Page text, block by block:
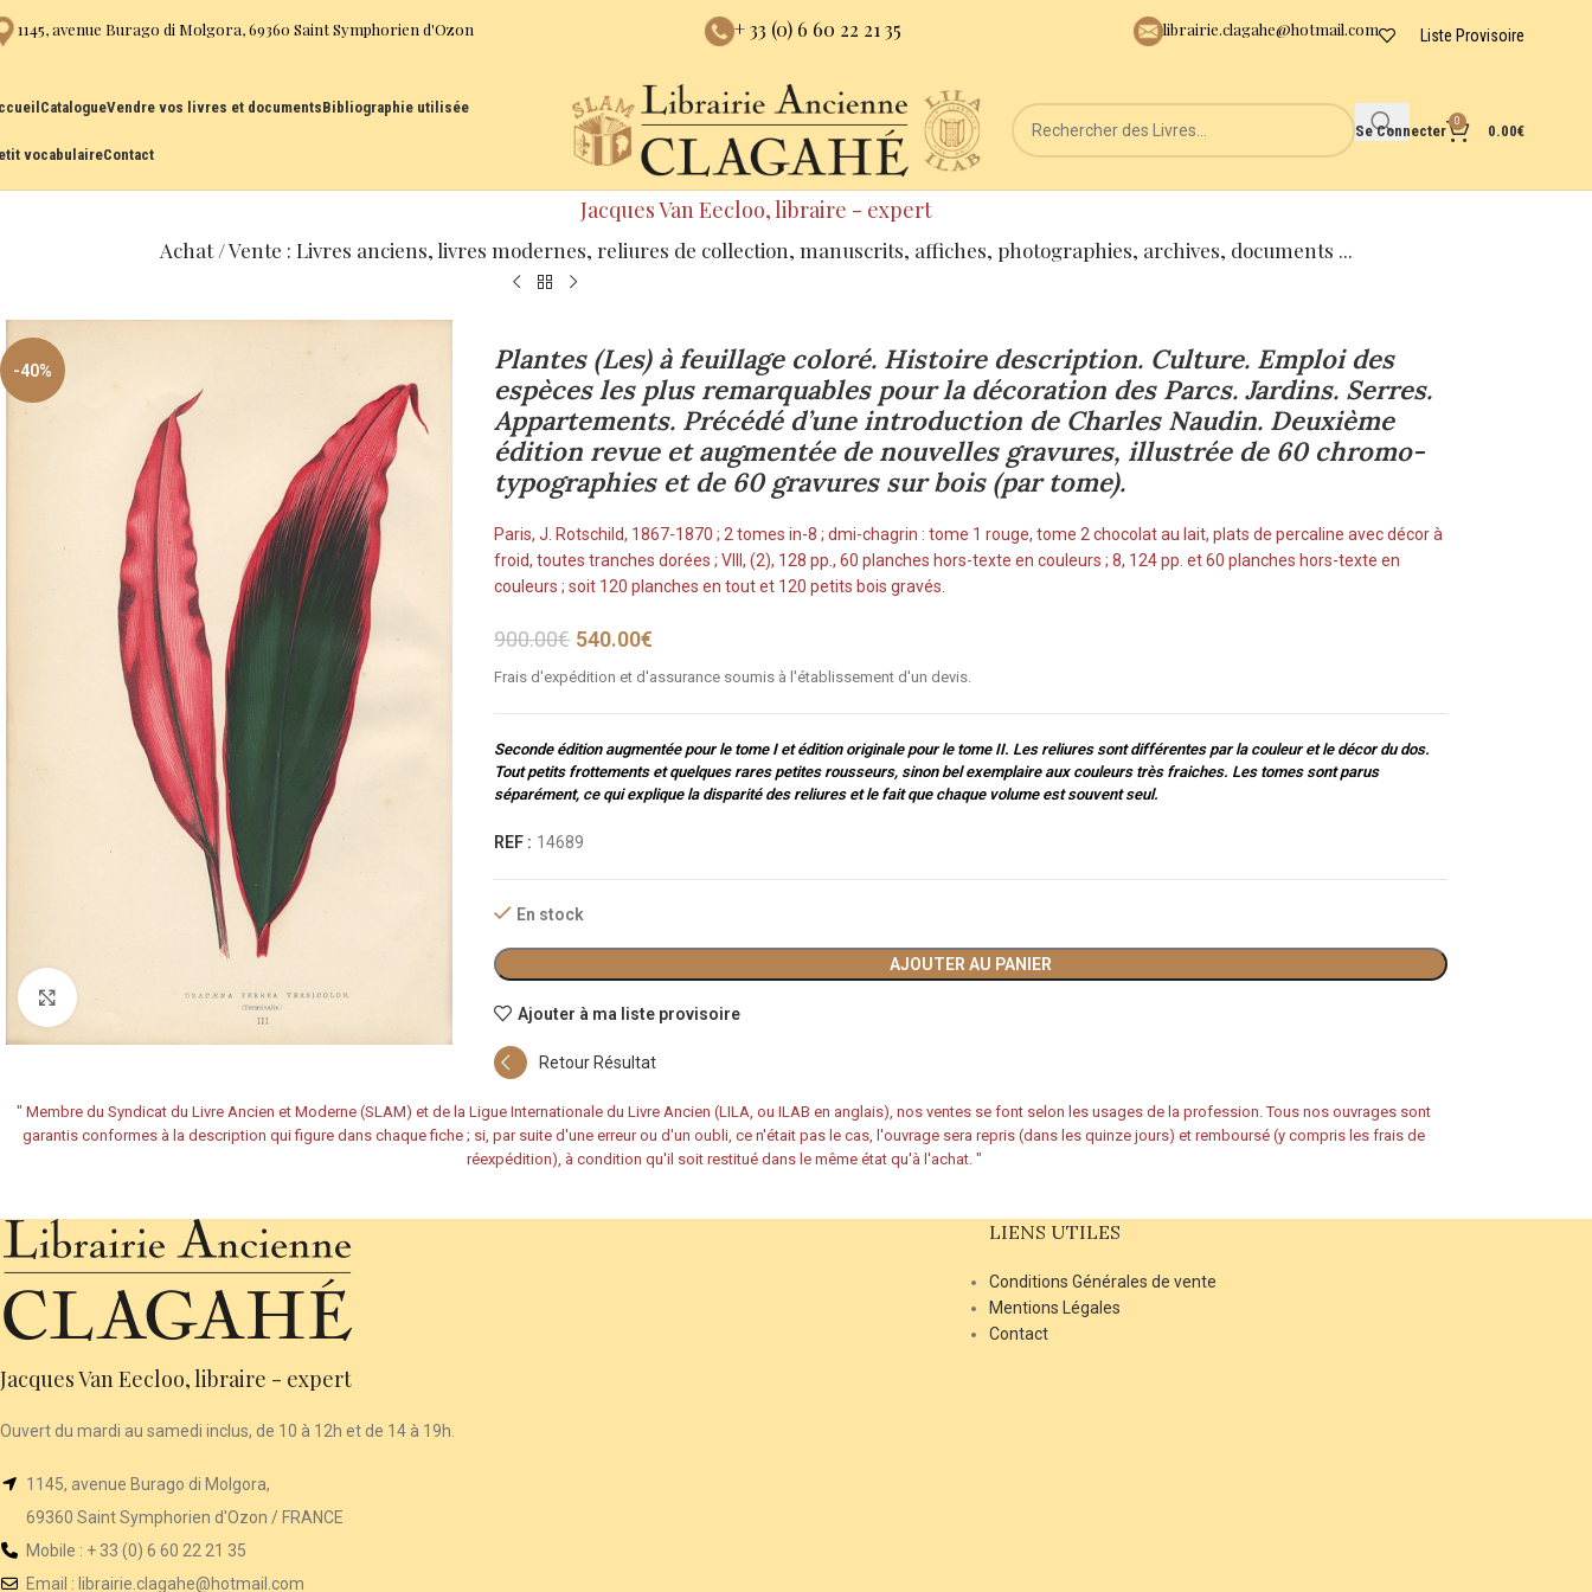
1145, avenue Burago di Molgora, 69360 Saint Symphorien d'Ozon + 33 (0) 6 60 22 21 35 librairie.clagahe@hotmail.com Liste Provisoire
CatalogueVendre vos livres et documentsBibliographie utilisée
vocabulaireContact
Se Connecter
0
0.00€
Jacques Van Eecloo, libraire - expert
Achat / Vente : Livres anciens, livres modernes, reliures de collection, manuscrits, affiches, photographies, archives, documents ...
-40%
Cliquez pour agrandir
Plantes (Les) à feuillage coloré. Histoire description. Culture. Emploi des
espèces les plus remarquables pour la décoration des Parcs. Jardins. Serres.
Appartements. Précédé d’une introduction de Charles Naudin. Deuxième
édition revue et augmentée de nouvelles gravures, illustrée de 60 chromo-
typographies et de 60 gravures sur bois (par tome).
Paris, J. Rotschild, 1867-1870 ; 2 tomes in-8 ; dmi-chagrin : tome 1 rouge, tome 2 chocolat au lait, plats de percaline avec décor à
froid, toutes tranches dorées ; VIII, (2), 128 pp., 60 planches hors-texte en couleurs ; 8, 124 pp. et 60 planches hors-texte en
couleurs ; soit 120 planches en tout et 120 petits bois gravés.
900.00€ 540.00€
Frais d'expédition et d'assurance soumis à l'établissement d'un devis.
Seconde édition augmentée pour le tome I et édition originale pour le tome II. Les reliures sont différentes par la couleur et le décor du dos.
Tout petits frottements et quelques rares petites rousseurs, sinon bel exemplaire aux couleurs très fraiches. Les tomes sont parus
séparément, ce qui explique la disparité des reliures et le fait que chaque volume est souvent seul.
REF : 14689
En stock
AJOUTER AU PANIER
Ajouter à ma liste provisoire
Retour Résultat
" Membre du Syndicat du Livre Ancien et Moderne (SLAM) et de la Ligue Internationale du Livre Ancien (LILA, ou ILAB en anglais), nos ventes se font selon les usages de la profession. Tous nos ouvrages sont
garantis conformes à la description qui figure dans chaque fiche ; si, par suite d'une erreur ou d'un oubli, ce n'était pas le cas, l'ouvrage sera repris (dans les quinze jours) et remboursé (y compris les frais de
réexpédition), à condition qu'il soit restitué dans le même état qu'à l'achat. "
Jacques Van Eecloo, libraire - expert
Ouvert du mardi au samedi inclus, de 10 à 12h et de 14 à 19h.
1145, avenue Burago di Molgora,
69360 Saint Symphorien d'Ozon / FRANCE
Mobile : + 33 (0) 6 60 22 21 35
Email : librairie .clagahe@hotmail.com
LIENS UTILES
Conditions Générales de vente
Mentions Légales
Contact